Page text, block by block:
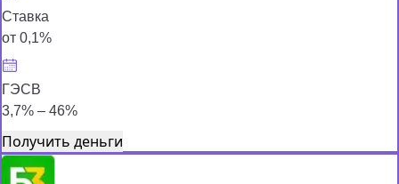
Ставка
от 0,1%
ГЭСВ
3,7% – 46%
Получить деньги